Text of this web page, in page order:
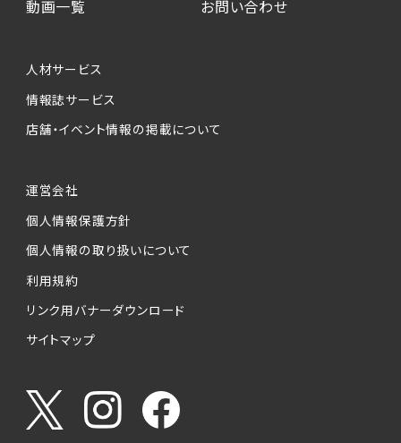
本サービスが収集する個人情報は、ご本人の意
ービスの実施にあたりそれぞれ必要となる項目
を入力いただかない場合は、各々のサービスを
個人情報の第三者への提供について
当社は、以下の提供先に対して個人情報を提供
します。
(1)お客様が求人応募フォームより個人情報を
送信した事業主（広告主）への提供
お客様が求職活動・応募等を行った企業による
うやりとり・情報提供（採否・合否の検討を含み
ます）
動画一覧
お問い合わせ
人材サービス
情報誌サービス
店舗・イベント情報の掲載について
運営会社
個人情報保護方針
個人情報の取り扱いについて
利用規約
リンク用バナーダウンロード
サイトマップ